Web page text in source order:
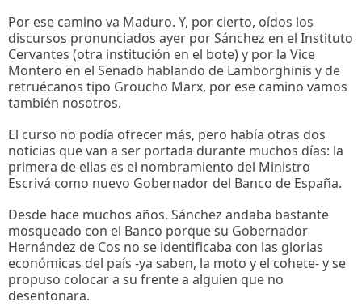
Por ese camino va Maduro. Y, por cierto, oídos los
discursos pronunciados ayer por Sánchez en el Instituto
Cervantes (otra institución en el bote) y por la Vice
Montero en el Senado hablando de Lamborghinis y de
retruécanos tipo Groucho Marx, por ese camino vamos
también nosotros.
El curso no podía ofrecer más, pero había otras dos
noticias que van a ser portada durante muchos días: la
primera de ellas es el nombramiento del Ministro
Escrivá como nuevo Gobernador del Banco de España.
Desde hace muchos años, Sánchez andaba bastante
mosqueado con el Banco porque su Gobernador
Hernández de Cos no se identificaba con las glorias
económicas del país -ya saben, la moto y el cohete- y se
propuso colocar a su frente a alguien que no
desentonara.